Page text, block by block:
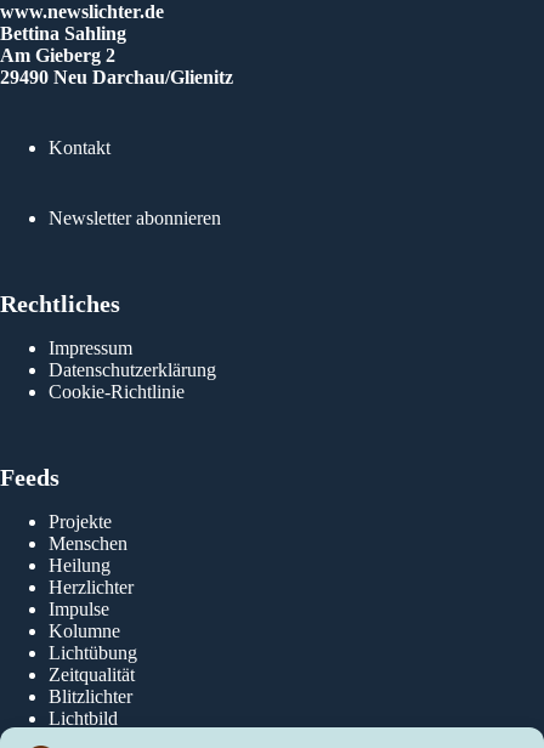
www.newslichter.de
Bettina Sahling
Am Gieberg 2
29490 Neu Darchau/Glienitz
Kontakt
Newsletter abonnieren
Rechtliches
Impressum
Datenschutzerklärung
Cookie-Richtlinie
Feeds
Projekte
Menschen
Heilung
Herzlichter
Impulse
Kolumne
Lichtübung
Zeitqualität
Blitzlichter
Lichtbild